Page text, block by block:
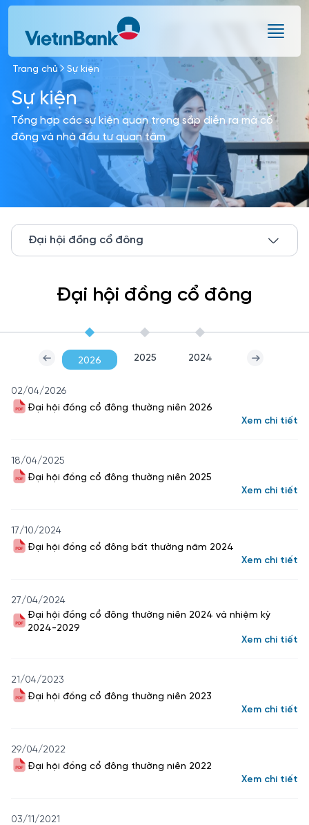
Skip to Main Content
Trang chủ Sự kiện
Sự kiện
Tổng hợp các sự kiện quan trọng sắp diễn ra mà cổ
đông và nhà đầu tư quan tâm
Đại hội đồng cổ đông
Đại hội đồng cổ đông
2026 2025 2024
02/04/2026
Đại hội đồng cổ đông thường niên 2026
Xem chi tiết
18/04/2025
Đại hội đồng cổ đông thường niên 2025
Xem chi tiết
17/10/2024
Đại hội đồng cổ đông bất thường năm 2024
Xem chi tiết
27/04/2024
Đại hội đồng cổ đông thường niên 2024 và nhiệm kỳ
2024-2029
Xem chi tiết
21/04/2023
Đại hội đồng cổ đông thường niên 2023
Xem chi tiết
29/04/2022
Đại hội đồng cổ đông thường niên 2022
Xem chi tiết
03/11/2021